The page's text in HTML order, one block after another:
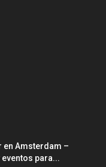
en Amsterdam –
para...